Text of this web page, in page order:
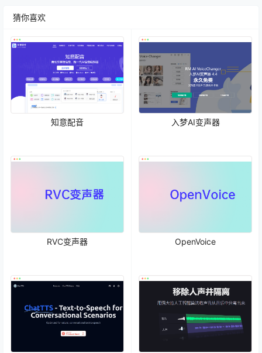
猜你喜欢
知意配音 入梦AI变声器
RVC变声器 OpenVoice